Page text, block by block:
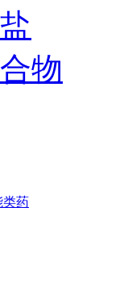
物
类药